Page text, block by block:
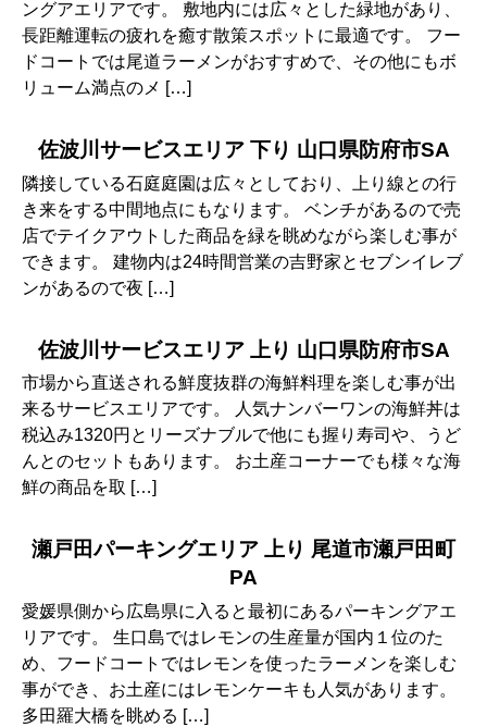
ングアエリアです。 敷地内には広々とした緑地があり、
長距離運転の疲れを癒す散策スポットに最適です。 フー
ドコートでは尾道ラーメンがおすすめで、その他にもボ
リューム満点のメ […]
佐波川サービスエリア 下り 山口県防府市SA
隣接している石庭庭園は広々としており、上り線との行
き来をする中間地点にもなります。 ベンチがあるので売
店でテイクアウトした商品を緑を眺めながら楽しむ事が
できます。 建物内は24時間営業の吉野家とセブンイレブ
ンがあるので夜 […]
佐波川サービスエリア 上り 山口県防府市SA
市場から直送される鮮度抜群の海鮮料理を楽しむ事が出
来るサービスエリアです。 人気ナンバーワンの海鮮丼は
税込み1320円とリーズナブルで他にも握り寿司や、うど
んとのセットもあります。 お土産コーナーでも様々な海
鮮の商品を取 […]
瀬戸田パーキングエリア 上り 尾道市瀬戸田町
PA
愛媛県側から広島県に入ると最初にあるパーキングアエ
リアです。 生口島ではレモンの生産量が国内１位のた
め、フードコートではレモンを使ったラーメンを楽しむ
事ができ、お土産にはレモンケーキも人気があります。
多田羅大橋を眺める […]